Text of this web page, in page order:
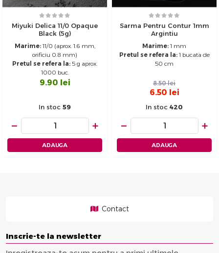
Miyuki Delica 11/0 Opaque
Black (5g)
Marime:11/0 (aprox. 1.6 mm,
orificiu 0.8 mm)
Pretul se refera la: 5 g aprox.
1000 buc.
9.90 lei
In stoc 59
− +
ADAUGA
Sarma Pentru Contur 1mm
Argintiu
Marime: 1 mm
Pretul se refera la:1 bucata de
50 cm
8.50 lei
6.50 lei
In stoc 420
− +
ADAUGA
Contact
Inscrie-te la newsletter